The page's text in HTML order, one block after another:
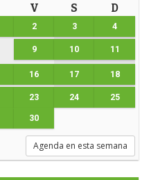
V S D
2 3 4
9 10 11
16 17 18
23 24 25
30
Agenda en esta semana